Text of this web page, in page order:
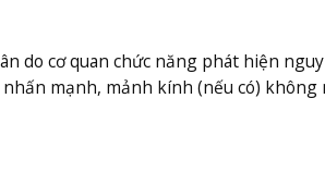
do cơ quan chức năng phát hiện
nhấn mạnh, mảnh kính (nếu có)